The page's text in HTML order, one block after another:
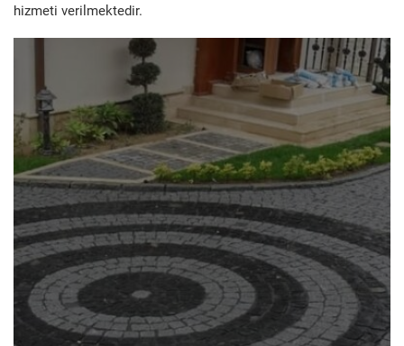
hizmeti verilmektedir.